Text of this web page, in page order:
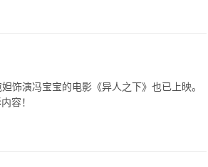
饰演冯宝宝的电影《异人之下》也已上映。
容！